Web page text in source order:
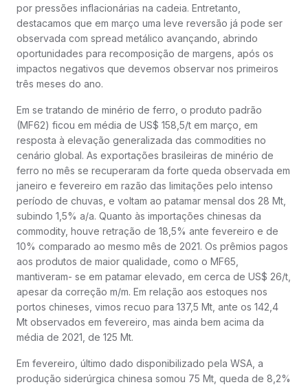
por pressões inflacionárias na cadeia. Entretanto,
destacamos que em março uma leve reversão já pode ser
observada com spread metálico avançando, abrindo
oportunidades para recomposição de margens, após os
impactos negativos que devemos observar nos primeiros
três meses do ano.
Em se tratando de minério de ferro, o produto padrão
(MF62) ficou em média de US$ 158,5/t em março, em
resposta à elevação generalizada das commodities no
cenário global. As exportações brasileiras de minério de
ferro no mês se recuperaram da forte queda observada em
janeiro e fevereiro em razão das limitações pelo intenso
período de chuvas, e voltam ao patamar mensal dos 28 Mt,
subindo 1,5% a/a. Quanto às importações chinesas da
commodity, houve retração de 18,5% ante fevereiro e de
10% comparado ao mesmo mês de 2021. Os prêmios pagos
aos produtos de maior qualidade, como o MF65,
mantiveram- se em patamar elevado, em cerca de US$ 26/t,
apesar da correção m/m. Em relação aos estoques nos
portos chineses, vimos recuo para 137,5 Mt, ante os 142,4
Mt observados em fevereiro, mas ainda bem acima da
média de 2021, de 125 Mt.
Em fevereiro, último dado disponibilizado pela WSA, a
produção siderúrgica chinesa somou 75 Mt, queda de 8,2%